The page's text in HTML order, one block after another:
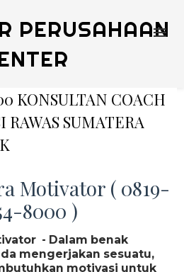
PERUSAHAAN
KONSULTAN COACH
SUMATERA
Motivator ( 0819-
8000 )
- Dalam benak
mengerjakan sesuatu,
motivasi untuk